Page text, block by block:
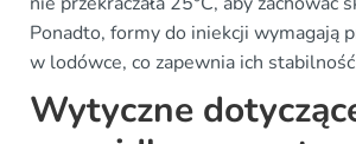
Ponadto, formy do iniekcji wymagają
w lodówce, co zapewnia ich
Wytyczne